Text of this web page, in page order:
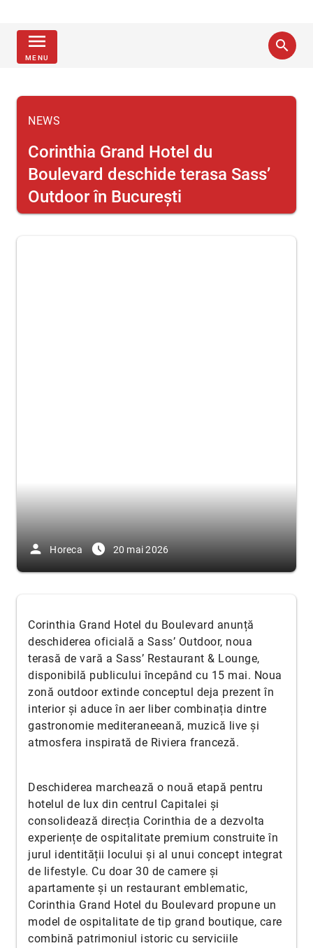
menu
MENU
search
NEWS
Corinthia Grand Hotel du
Boulevard deschide terasa Sass’
Outdoor în București
person Horeca access_time_filled 20 mai 2026
Corinthia Grand Hotel du Boulevard anunță
deschiderea oficială a Sass’ Outdoor, noua
terasă de vară a Sass’ Restaurant & Lounge,
disponibilă publicului începând cu 15 mai. Noua
zonă outdoor extinde conceptul deja prezent în
interior și aduce în aer liber combinația dintre
gastronomie mediteraneeană, muzică live și
atmosfera inspirată de Riviera franceză.
Deschiderea marchează o nouă etapă pentru
hotelul de lux din centrul Capitalei și
consolidează direcția Corinthia de a dezvolta
experiențe de ospitalitate premium construite în
jurul identității locului și al unui concept integrat
de lifestyle. Cu doar 30 de camere și
apartamente și un restaurant emblematic,
Corinthia Grand Hotel du Boulevard propune un
model de ospitalitate de tip grand boutique, care
combină patrimoniul istoric cu serviciile